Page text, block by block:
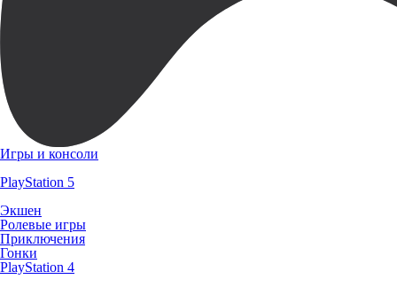
Игры и консоли
PlayStation 5
Экшен
Ролевые игры
Приключения
Гонки
PlayStation 4